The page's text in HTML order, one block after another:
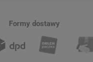
Formy dostawy